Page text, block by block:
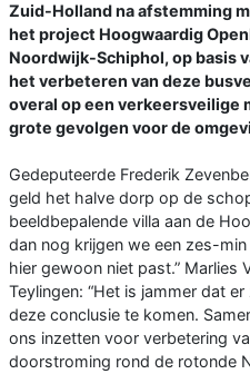
Zuid-Holland na afstemming
het project Hoogwaardig
Noordwijk-Schiphol, op basis
het verbeteren van deze
overal op een verkeersveilige
grote gevolgen voor de
Gedeputeerde Frederik
geld het halve dorp op de
beeldbepalende villa aan de
dan nog krijgen we een zes-
hier gewoon niet past.” Marlies
Teylingen: “Het is jammer dat
deze conclusie te komen.
ons inzetten voor verbetering
doorstroming rond de rotonde